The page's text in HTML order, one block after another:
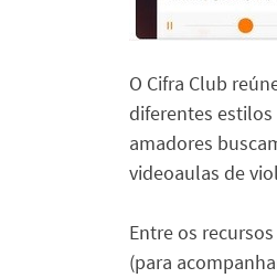
O Cifra Club
diferentes estilos
amadores
videoaulas de
Entre os
(para